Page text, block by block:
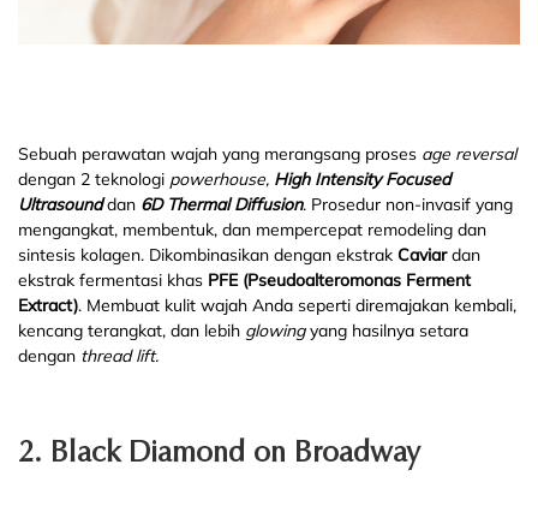
Sebuah perawatan wajah yang merangsang proses age reversal
dengan 2 teknologi powerhouse, High Intensity Focused
Ultrasounddan 6D Thermal Diffusion. Prosedur non-invasif yang
mengangkat, membentuk, dan mempercepat remodeling dan
sintesis kolagen. Dikombinasikan dengan ekstrak Caviardan
ekstrak fermentasi khas PFE (Pseudoalteromonas Ferment
Extract). Membuat kulit wajah Anda seperti diremajakan kembali,
kencang terangkat, dan lebih glowingyang hasilnya setara
dengan thread lift.
2. Black Diamond on Broadway